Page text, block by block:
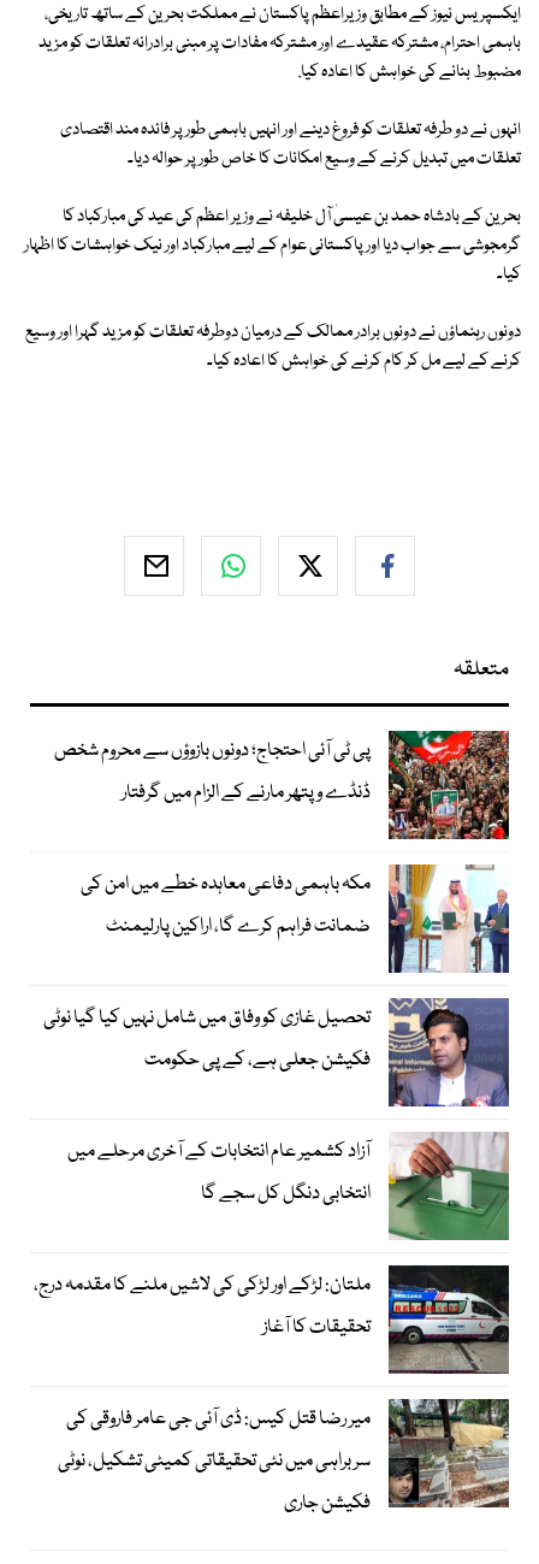
ایکسپریس نیوز کے مطابق وزیراعظم پاکستان نے مملکت بحرین کے ساتھ تاریخی،
باہمی احترام، مشترکہ عقیدے اور مشترکہ مفادات پر مبنی برادرانہ تعلقات کو مزید
مضبوط بنانے کی خواہش کا اعادہ کیا.
انہوں نے دو طرفہ تعلقات کو فروغ دینے اور انہیں باہمی طور پر فائدہ مند اقتصادی
تعلقات میں تبدیل کرنے کے وسیع امکانات کا خاص طور پر حوالہ دیا۔
بحرین کے بادشاہ حمد بن عیسیٰ آل خلیفہ نے وزیر اعظم کی عید کی مبارکباد کا
گرمجوشی سے جواب دیا اور پاکستانی عوام کے لیے مبارکباد اور نیک خواہشات کا اظہار
کیا۔
دونوں رہنماؤں نے دونوں برادر ممالک کے درمیان دوطرفہ تعلقات کو مزید گہرا اور وسیع
کرنے کے لیے مل کر کام کرنے کی خواہش کا اعادہ کیا۔
متعلقہ
پی ٹی آئی احتجاج؛ دونوں بازوؤں سے محروم شخص
ڈنڈے و پتھر مارنے کے الزام میں گرفتار
مکہ باہمی دفاعی معاہدہ خطے میں امن کی
ضمانت فراہم کرے گا، اراکین پارلیمنٹ
تحصیل غازی کو وفاق میں شامل نہیں کیا گیا نوٹی
فکیشن جعلی ہے، کے پی حکومت
آزاد کشمیر عام انتخابات کے آخری مرحلے میں
انتخابی دنگل کل سجے گا
ملتان: لڑکے اور لڑکی کی لاشیں ملنے کا مقدمہ درج،
تحقیقات کا آغاز
میر رضا قتل کیس: ڈی آئی جی عامر فاروقی کی
سربراہی میں نئی تحقیقاتی کمیٹی تشکیل، نوٹی
فکیشن جاری